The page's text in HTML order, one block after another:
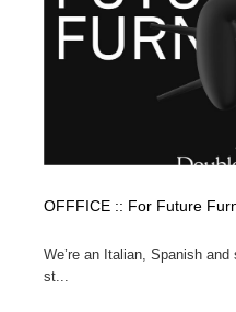
OFFFICE :: For Future
We’re an Italian, Spanish
st...